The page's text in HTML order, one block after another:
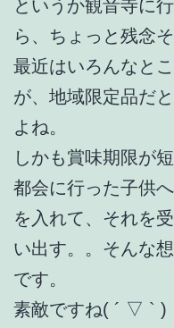
というか観音寺に
ら、ちょっと残念そ
最近はいろんなと
が、地域限定品だ
よね。
しかも賞味期限が
都会に行った子供
を入れて、それを
い出す。。そんな
です。
素敵ですね( ´ ▽ ` )